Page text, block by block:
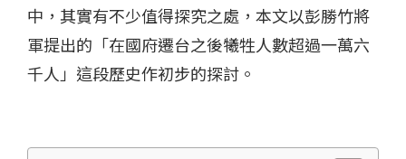
中，其實有不少值得探究之處，本文以彭勝竹將
軍提出的「在國府遷台之後犧牲人數超過一萬六
千人」這段歷史作初步的探討。